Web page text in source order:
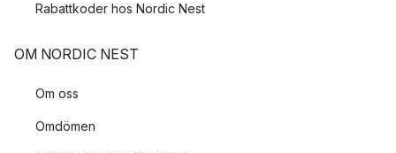
Rabattkoder hos Nordic Nest
OM NORDIC NEST
Om oss
Omdömen